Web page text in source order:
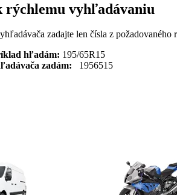
rýchlemu vyhľadávaniu
zadajte len čísla z
hľadám: 195/65R15
zadám: 1956515